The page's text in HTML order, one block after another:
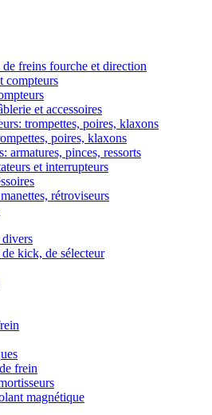
freins fourche et direction
compteurs
et accessoires
trompettes, poires, klaxons
poires, klaxons
armatures, pinces, ressorts
et interrupteurs
rétroviseurs
divers
de kick, de sélecteur
frein
magnétique